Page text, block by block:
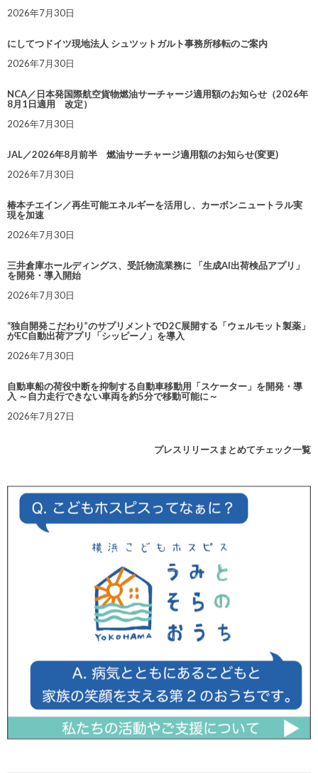
2026年7月30日
にしてつドイツ現地法人 シュツットガルト事務所移転のご案内
2026年7月30日
NCA／日本発国際航空貨物燃油サーチャージ適用額のお知らせ（2026年
8月1日適用 改定）
2026年7月30日
JAL／2026年8月前半 燃油サーチャージ適用額のお知らせ(変更)
2026年7月30日
椿本チエイン／再生可能エネルギーを活用し、カーボンニュートラル実
現を加速
2026年7月30日
三井倉庫ホールディングス、受託物流業務に 「生成AI出荷検品アプリ」
を開発・導入開始
2026年7月30日
“独自開発こだわり”のサプリメントでD2C展開する「ウェルモット製薬」
がEC自動出荷アプリ「シッピーノ」を導入
2026年7月30日
自動車船の荷役中断を抑制する自動車移動用「スケーター」を開発・導
入 ～自力走行できない車両を約5分で移動可能に～
2026年7月27日
プレスリリースまとめてチェック一覧